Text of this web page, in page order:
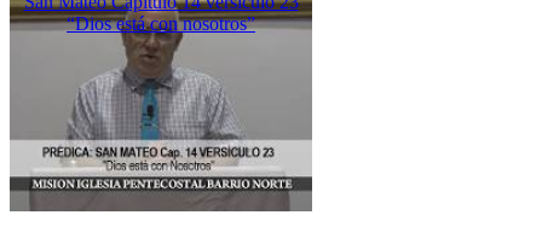
“Dios está con nosotros”